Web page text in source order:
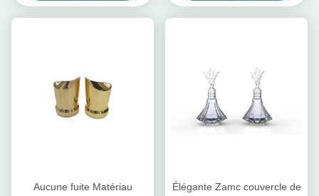
Aucune fuite Matériau
Élégante Zamc couvercle de